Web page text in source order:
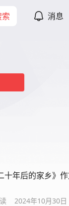
消息
十年后的家乡》
2024年10月30日